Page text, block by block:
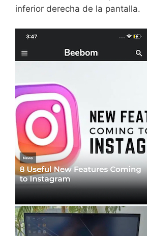
inferior derecha de la pantalla.